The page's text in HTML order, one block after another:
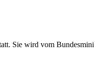
Sie wird vom